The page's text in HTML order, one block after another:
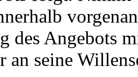
des Angebots
an seine